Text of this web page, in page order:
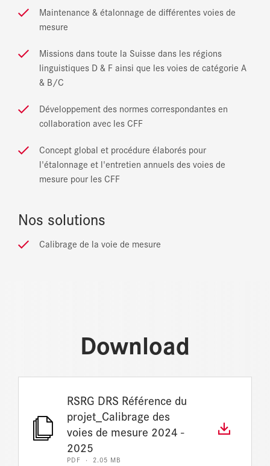
Maintenance & étalonnage de différentes voies de
mesure
Missions dans toute la Suisse dans les régions
linguistiques D & F ainsi que les voies de catégorie A
& B/C
Développement des normes correspondantes en
collaboration avec les CFF
Concept global et procédure élaborés pour
l'étalonnage et l'entretien annuels des voies de
mesure pour les CFF
Nos solutions
Calibrage de la voie de mesure
Download
RSRG DRS Référence du
projet_Calibrage des
voies de mesure 2024 -
2025
PDF · 2.05 MB